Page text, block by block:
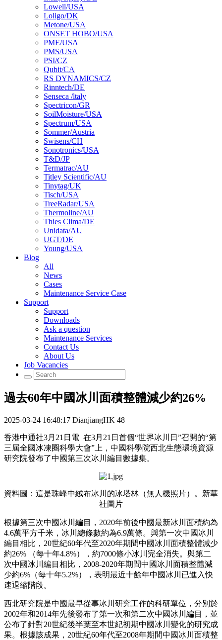
Lowell/USA
Loligo/DK
Metone/USA
ONSET HOBO/USA
PME/USA
PMS/USA
PSI/CZ
Qubit/CA
RS DYNAMICS/CZ
Rinntech/DE
Senseca /ltaly
Spectricon/GR
SoilMoisture/USA
Spectrum/USA
Sommer/Austria
Swisens/CH
Sonotronics/USA
T&D/JP
Termatrac/AU
Titley Scientific/AU
Tinytag/UK
Tisch/USA
TreeRadar/USA
Thermoline/AU
Thies Clima/DE
Unidata/AU
UGT/DE
Young/USA
Blog
All
News
Cases
Maintenance Service Case
Support
Support
Downloads
Ask a question
Maintenance Services
Contact Us
About Us
Job Vacancies
過去60年中國冰川面積整體減少約26%
2025-03-24 16:48:17 DianjiangHK 48
香港中通社3月21日電 在3月21日首個“世界冰川日”召開的“第
三屆全國冰凍圈科學大會”上，中國科學院西北生態環境資源
研究院發布了中國第三次冰川編目數據集。
資料圖：這是珠峰中絨布冰川的冰塔林（無人機照片）。新華
社圖片
根據第三次中國冰川編目，2020年前後中國最新冰川面積約為
4.6萬平方千米，冰川總條數約為6.9萬條。與第一次中國冰川
編目相比，20世紀60年代至2020年期間中國冰川面積整體減少
約26% （每十年4.8%），約7000條小冰川完全消失。與第二
次中國冰川編目相比，2008-2020年期間中國冰川面積整體減
少約6%（每十年5.2%），表明最近十餘年中國冰川已進入快
速退縮階段。
西北研究院是中國最早從事冰川研究工作的科研單位，分別於
2002年和2014年先後發布了第一次和第二次中國冰川編目，並
公布了針對20世紀後半葉至本世紀初期中國冰川變化的研究成
果。根據該成果，20世紀60年代至2008年期間中國冰川面積整